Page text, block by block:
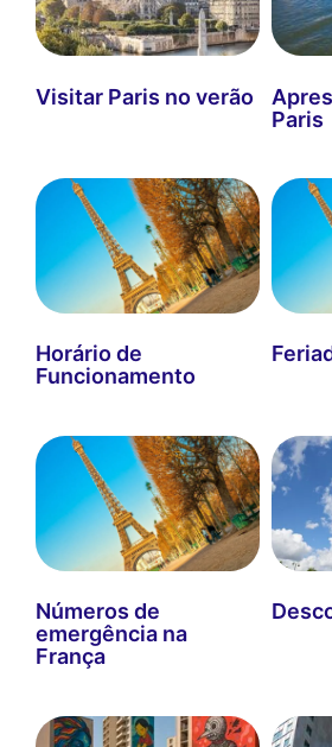
Visitar Paris no verão
Paris
Horário de
Funcionamento
Números de
emergência na
França